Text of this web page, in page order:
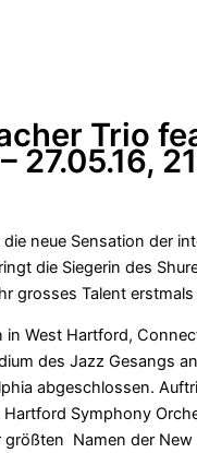
Trio
27.05.16,
neue Sensation der
die Siegerin des
grosses Talent
in West Hartford,
des Jazz Gesangs
abgeschlossen.
Symphony
größten Namen der New